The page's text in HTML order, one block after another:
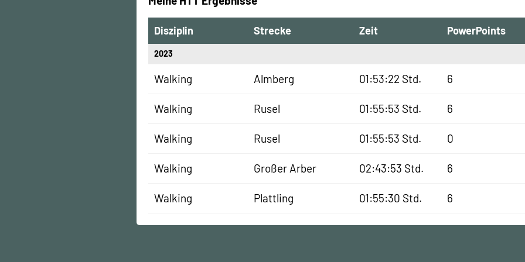
Disziplin Strecke Zeit PowerPoints
2023
Walking Almberg 01:53:22 Std. 6
Walking Rusel 01:55:53 Std. 6
Walking Rusel 01:55:53 Std. 0
Walking Großer Arber 02:43:53 Std. 6
Walking Plattling 01:55:30 Std. 6